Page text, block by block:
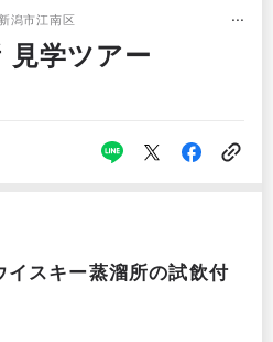
新潟市江南区
見学ツアー
イスキー蒸溜所の試飲付